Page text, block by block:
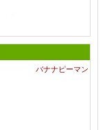
バナナピーマン